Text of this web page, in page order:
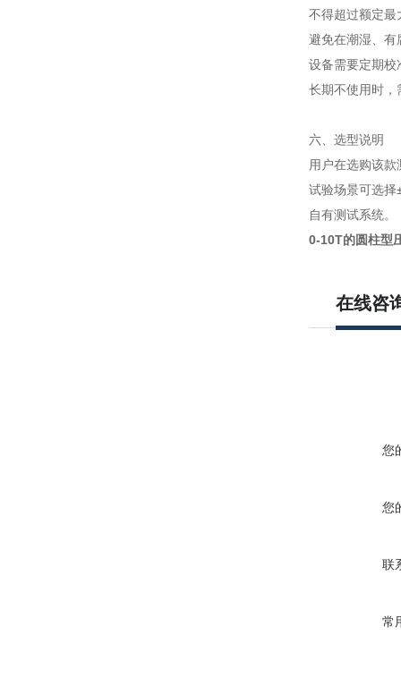
不得超过额定最
避免在潮湿、有
设备需要定期校
长期不使用时，
六、选型说明
用户在选购该
试验场景可选择
自有测试系统。
0-10T的圆柱型
在线咨
您
您
联
常